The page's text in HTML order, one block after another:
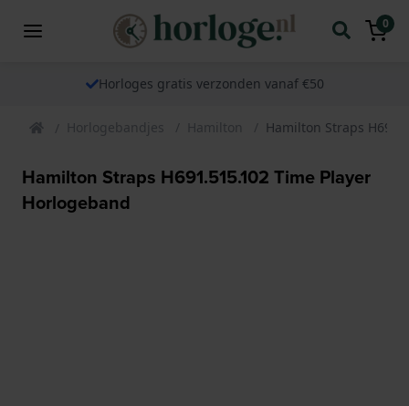
0
Horloges gratis verzonden vanaf €50
Horlogebandjes Hamilton Hamilton Straps
Hamilton Straps H691.515.102 Time Player
Horlogeband